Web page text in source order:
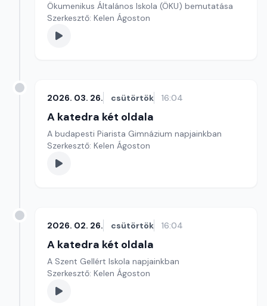
Ökumenikus Általános Iskola (ÖKU) bemutatása
Szerkesztő: Kelen Ágoston
2026. 03. 26. csütörtök 16:04
A katedra két oldala
A budapesti Piarista Gimnázium napjainkban
Szerkesztő: Kelen Ágoston
2026. 02. 26. csütörtök 16:04
A katedra két oldala
A Szent Gellért Iskola napjainkban
Szerkesztő: Kelen Ágoston